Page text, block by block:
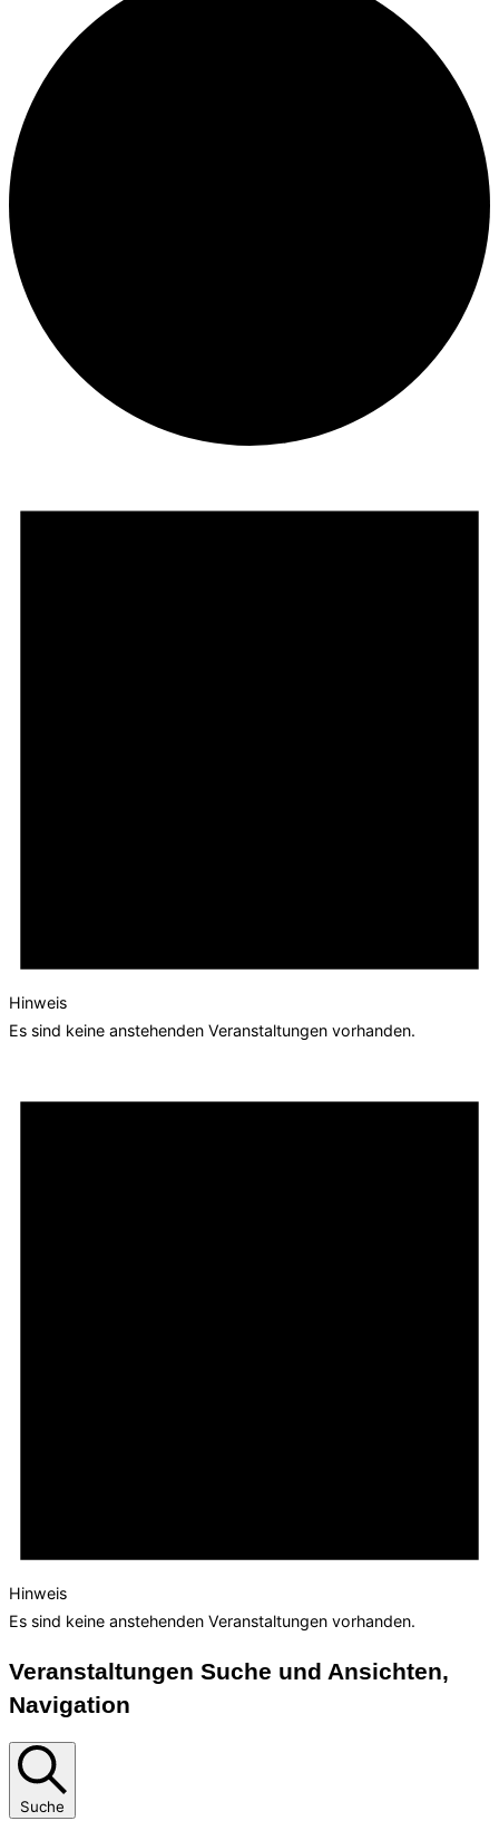
Hinweis
Es sind keine anstehenden Veranstaltungen vorhanden.
Hinweis
Es sind keine anstehenden Veranstaltungen vorhanden.
Veranstaltungen Suche und Ansichten,
Navigation
Suche